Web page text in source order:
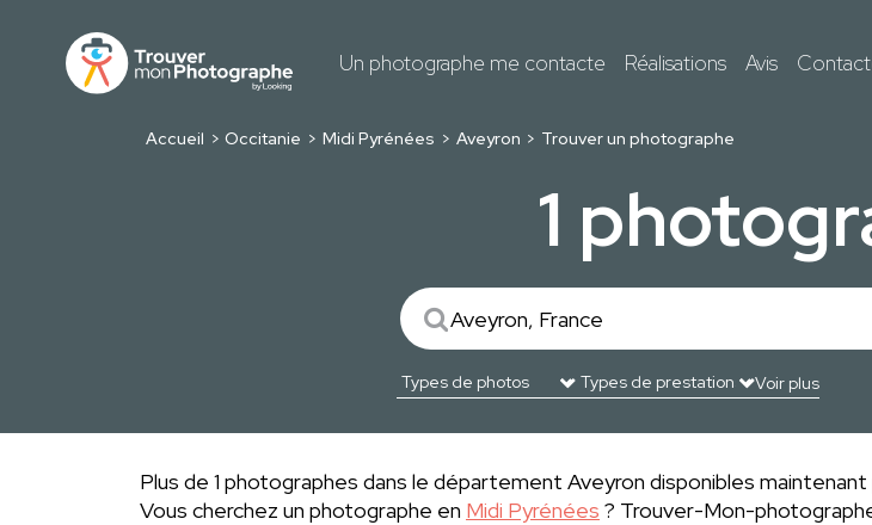
Un photographe me contacte Réalisations Avis
Accueil Occitanie Midi Pyrénées Aveyron Trouver un photographe
1
Voir plus
Plus de 1 photographes dans le département Aveyron disponibles
Vous cherchez un photographe en Midi Pyrénées ? Trouver-Mon-